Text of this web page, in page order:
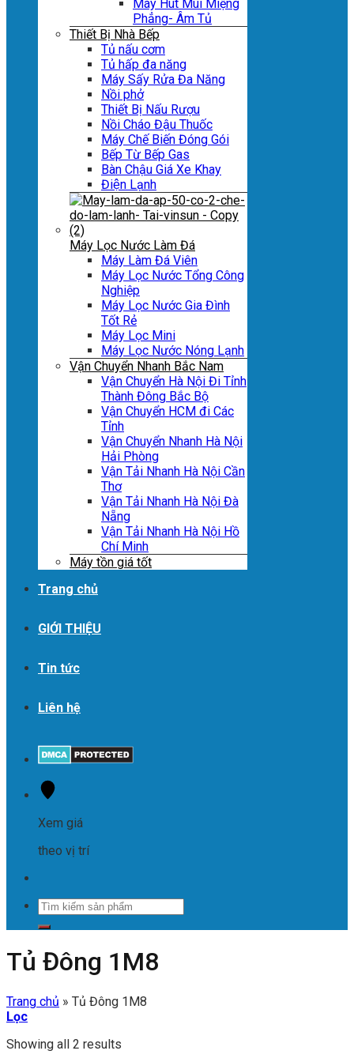
Máy Hút Mùi Miệng
Phẳng- Âm Tủ
Thiết Bị Nhà Bếp
Tủ nấu cơm
Tủ hấp đa năng
Máy Sấy Rửa Đa Năng
Nồi phở
Thiết Bị Nấu Rượu
Nồi Cháo Đậu Thuốc
Máy Chế Biến Đóng Gói
Bếp Từ Bếp Gas
Bàn Chậu Giá Xe Khay
Điện Lạnh
Máy Lọc Nước Làm Đá
Máy Làm Đá Viên
Máy Lọc Nước Tổng Công
Nghiệp
Máy Lọc Nước Gia Đình
Tốt Rẻ
Máy Lọc Mini
Máy Lọc Nước Nóng Lạnh
Vận Chuyển Nhanh Bắc Nam
Vận Chuyển Hà Nội Đi Tỉnh
Thành Đông Bắc Bộ
Vận Chuyển HCM đi Các
Tỉnh
Vận Chuyển Nhanh Hà Nội
Hải Phòng
Vận Tải Nhanh Hà Nội Cần
Thơ
Vận Tải Nhanh Hà Nội Đà
Nẵng
Vận Tải Nhanh Hà Nội Hồ
Chí Minh
Máy tồn giá tốt
Trang chủ
GIỚI THIỆU
Tin tức
Liên hệ
Xem giá
theo vị trí
Tìm
kiếm:
Tủ Đông 1M8
Trang chủ » Tủ Đông 1M8
Lọc
Showing all 2 results